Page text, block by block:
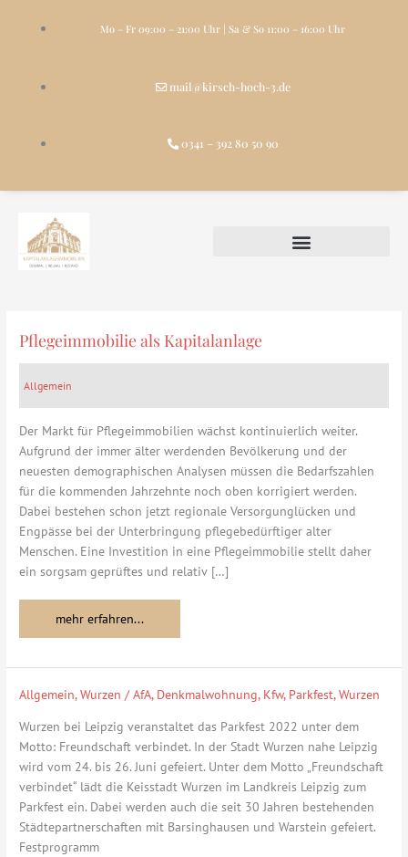
Mo – Fr 09:00 – 21:00 Uhr | Sa & So 11:00 – 16:00 Uhr
mail@kirsch-hoch-3.de
0341 – 392 80 50 90
Pflegeimmobilie als Kapitalanlage
Allgemein
Der Markt für Pflegeimmobilien wächst kontinuierlich weiter.
Aufgrund der immer älter werdenden Bevölkerung und der
neuesten demographischen Analysen müssen die Bedarfszahlen
für die kommenden Jahrzehnte noch oben korrigiert werden.
Dabei bestehen schon jetzt regionale Versorgunglücken und
Engpässe bei der Unterbringung pflegebedürftiger alter
Menschen. Eine Investition in eine Pflegeimmobilie stellt daher
ein sorgsam geprüftes und relativ […]
Pflegeimmobilie
als
Kapitalanlage
mehr erfahren...
Allgemein,Wurzen /AfA, Denkmalwohnung, Kfw, Parkfest,Wurzen
Wurzen bei Leipzig veranstaltet das Parkfest 2022 unter dem
Motto: Freundschaft verbindet. In der Stadt Wurzen nahe Leipzig
wird vom 24. bis 26. Juni gefeiert. Unter dem Motto „Freundschaft
verbindet“ lädt die Keisstadt Wurzen im Landkreis Leipzig zum
Parkfest ein. Dabei werden auch die seit 30 Jahren bestehenden
Städtepartnerschaften mit Barsinghausen und Warstein gefeiert.
Festprogramm
Parkfest
Wurzen
bei
Leipzig
2022